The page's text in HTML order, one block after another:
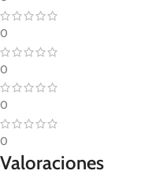
0
0
0
0
Valoraciones